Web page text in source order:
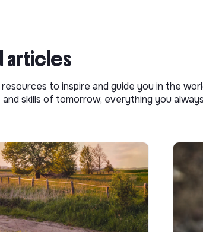
articles
to inspire and guide you in the
and skills of tomorrow, everything you